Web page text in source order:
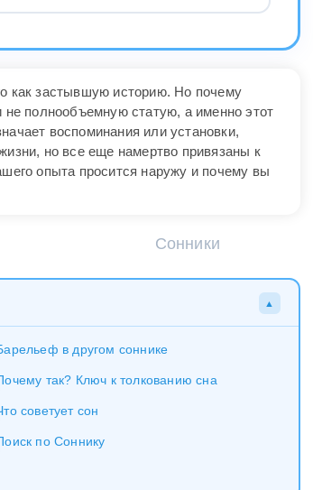
как застывшую историю. Но почему
не полнообъемную статую, а именно этот
воспоминания или установки,
но все еще намертво привязаны к
опыта просится наружу и почему вы
Сонники
▲
в другом соннике
так? Ключ к толкованию сна
советует сон
по Соннику